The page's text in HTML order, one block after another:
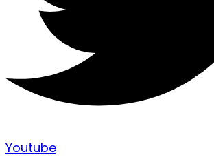
Youtube